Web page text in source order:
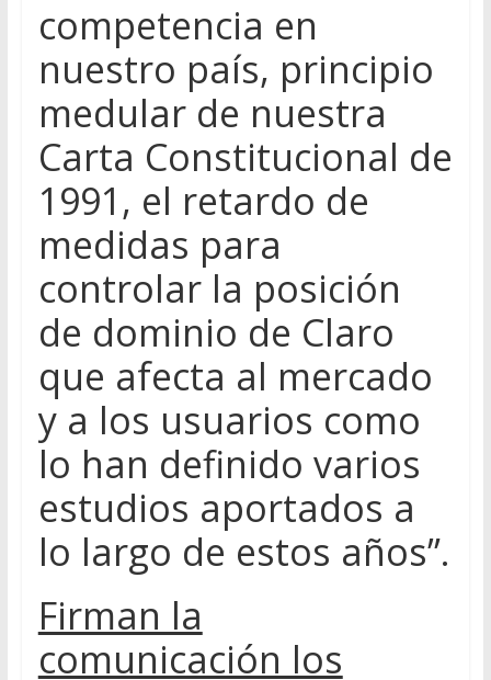
competencia en
nuestro país, principio
medular de nuestra
Carta Constitucional de
1991, el retardo de
medidas para
controlar la posición
de dominio de Claro
que afecta al mercado
y a los usuarios como
lo han definido varios
estudios aportados a
lo largo de estos años”.
Firman la
comunicación los